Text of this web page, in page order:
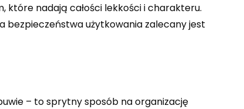
które nadają całości lekkości i charakteru.
bezpieczeństwa użytkowania zalecany jest
– to sprytny sposób na organizację